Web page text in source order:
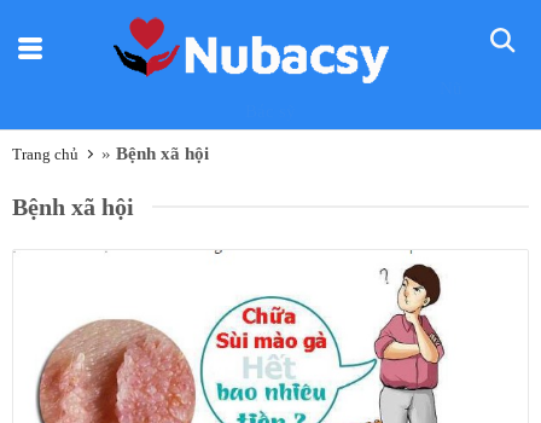
Trang chủ » Bệnh xã hội
Bệnh xã hội